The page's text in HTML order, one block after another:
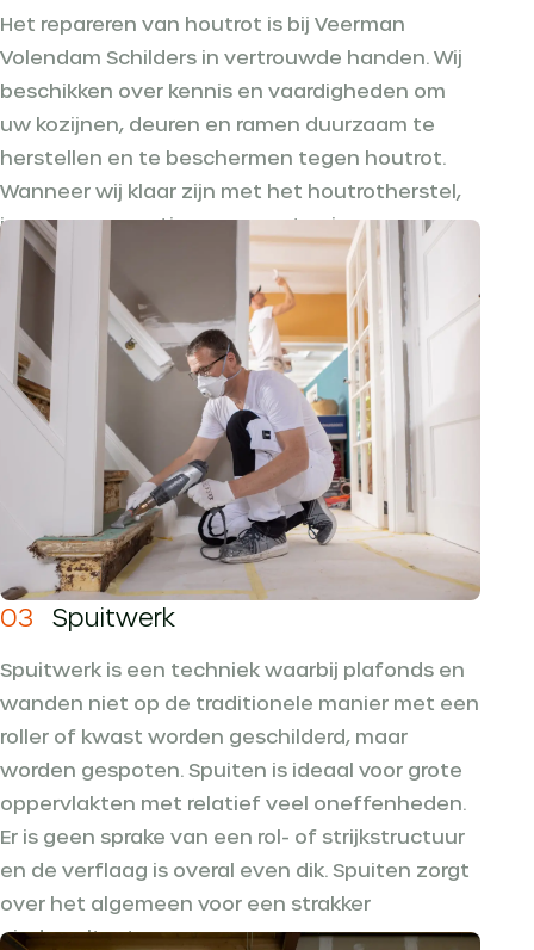
Het repareren van houtrot is bij Veerman
Volendam Schilders in vertrouwde handen. Wij
beschikken over kennis en vaardigheden om
uw kozijnen, deuren en ramen duurzaam te
herstellen en te beschermen tegen houtrot.
Wanneer wij klaar zijn met het houtrotherstel,
is er geen spoortje meer van te zien.
03 Spuitwerk
Spuitwerk is een techniek waarbij plafonds en
wanden niet op de traditionele manier met een
roller of kwast worden geschilderd, maar
worden gespoten. Spuiten is ideaal voor grote
oppervlakten met relatief veel oneffenheden.
Er is geen sprake van een rol- of strijkstructuur
en de verflaag is overal even dik. Spuiten zorgt
over het algemeen voor een strakker
eindresultaat.